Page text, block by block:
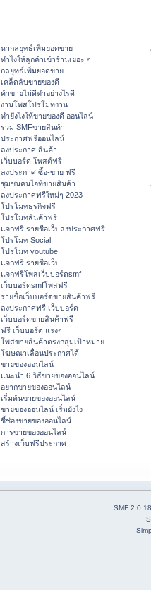
หากลยุทธ์เพิ่มยอดขาย
ทําไงให้ลูกค้าเข้าร้านเยอะ ๆ
กลยุทธ์เพิ่มยอดขาย
เคล็ดลับขายของดี
ค้าขายไม่ดีทำอย่างไรดี
งานโพสโปรโมทงาน
ทํายังไงให้ขายของดี ออนไลน์
รวม SMFขายสินค้า
ประกาศฟรีออนไลน์
ลงประกาศ สินค้า
เว็บบอร์ด โพสต์ฟรี
ลงประกาศ ซื้อ-ขาย ฟรี
ชุมชนคนไอทีขายสินค้า
ลงประกาศฟรีใหม่ๆ 2023
โปรโมทธุรกิจฟรี
โปรโมทสินค้าฟรี
แจกฟรี รายชื่อเว็บลงประกาศฟรี
โปรโมท Social
โปรโมท youtube
แจกฟรี รายชื่อเว็บ
แจกฟรีโพสเว็บบอร์ดsmf
เว็บบอร์ดsmfโพสฟรี
รายชื่อเว็บบอร์ดขายสินค้าฟรี
ลงประกาศฟรี เว็บบอร์ด
เว็บบอร์ดขายสินค้าฟรี
ฟรี เว็บบอร์ด แรงๆ
โพสขายสินค้าตรงกลุ่มเป้าหมาย
โฆษณาเลื่อนประกาศได้
ขายของออนไลน์
แนะนำ 6 วิธีขายของออนไลน์
อยากขายของออนไลน์
เริ่มต้นขายของออนไลน์
ขายของออนไลน์ เริ่มยังไง
ชี้ช่องขายของออนไลน์
การขายของออนไลน์
สร้างเว็บฟรีประกาศ
SMF 2.0.18